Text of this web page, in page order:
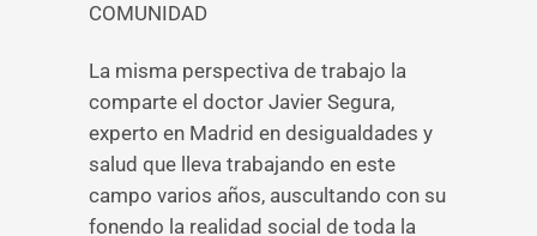
COMUNIDAD
La misma perspectiva de trabajo la
comparte el doctor Javier Segura,
experto en Madrid en desigualdades y
salud que lleva trabajando en este
campo varios años, auscultando con su
fonendo la realidad social de toda la